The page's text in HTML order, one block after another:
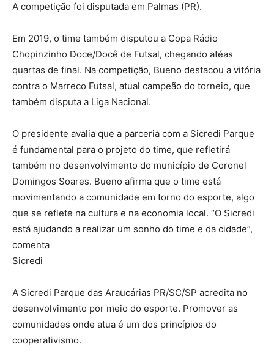
A competição foi disputada em Palmas (PR).
Em 2019, o time também disputou a Copa Rádio
Chopinzinho Doce/Docê de Futsal, chegando atéas
quartas de final. Na competição, Bueno destacou a vitória
contra o Marreco Futsal, atual campeão do torneio, que
também disputa a Liga Nacional.
O presidente avalia que a parceria com a Sicredi Parque
é fundamental para o projeto do time, que refletirá
também no desenvolvimento do município de Coronel
Domingos Soares. Bueno afirma que o time está
movimentando a comunidade em torno do esporte, algo
que se reflete na cultura e na economia local. “O Sicredi
está ajudando a realizar um sonho do time e da cidade”,
comenta
Sicredi
A Sicredi Parque das Araucárias PR/SC/SP acredita no
desenvolvimento por meio do esporte. Promover as
comunidades onde atua é um dos princípios do
cooperativismo.